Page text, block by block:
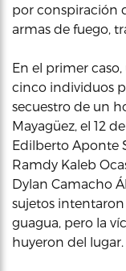
por conspiración
armas de fuego,
En el primer
cinco individuos
secuestro de un
Mayagüez, el 12
Edilberto Aponte
Ramdy Kaleb
Dylan Camacho
sujetos
guagua, pero la
huyeron del lugar.